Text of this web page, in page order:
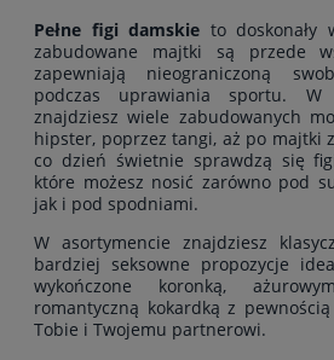
Pełne figi damskie to
zabudowane majtki są przede
zapewniają nieograniczoną
podczas uprawiania sportu. W
znajdziesz wiele zabudowanych
hipster, poprzez tangi, aż po majtki
co dzień świetnie sprawdzą się
które możesz nosić zarówno pod
jak i pod spodniami.
W asortymencie znajdziesz
bardziej seksowne propozycje
wykończone koronką,
romantyczną kokardką z
Tobie i Twojemu partnerowi.